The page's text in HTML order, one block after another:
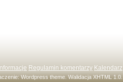
Regulamin komentarzy Kalendarz
Wordpress theme. WalidacjaXHTML 1.0.